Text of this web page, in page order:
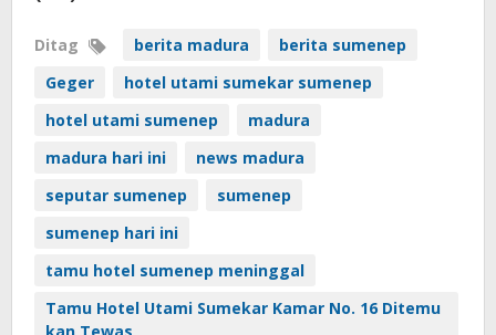
Ditag berita madura
berita sumenep
Geger
hotel utami sumekar sumenep
hotel utami sumenep
madura
madura hari ini
news madura
seputar sumenep
sumenep
sumenep hari ini
tamu hotel sumenep meninggal
Tamu Hotel Utami Sumekar Kamar No. 16 Ditemu